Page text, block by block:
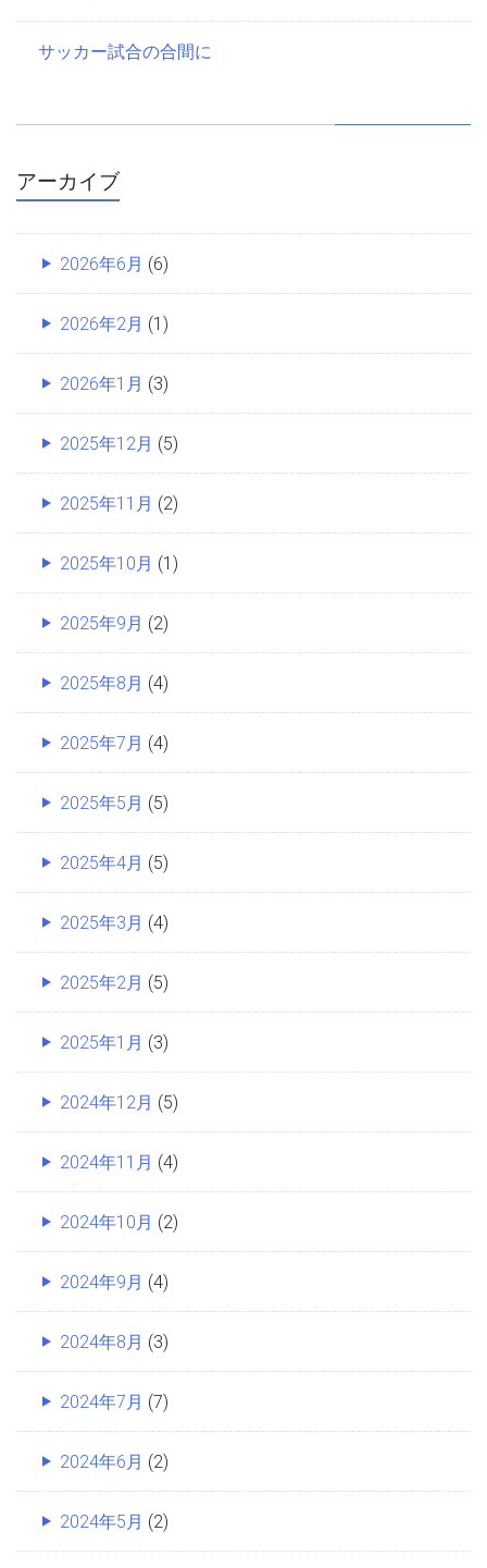
サッカー試合の合間に
アーカイブ
2026年6月 (6)
2026年2月 (1)
2026年1月 (3)
2025年12月 (5)
2025年11月 (2)
2025年10月 (1)
2025年9月 (2)
2025年8月 (4)
2025年7月 (4)
2025年5月 (5)
2025年4月 (5)
2025年3月 (4)
2025年2月 (5)
2025年1月 (3)
2024年12月 (5)
2024年11月 (4)
2024年10月 (2)
2024年9月 (4)
2024年8月 (3)
2024年7月 (7)
2024年6月 (2)
2024年5月 (2)